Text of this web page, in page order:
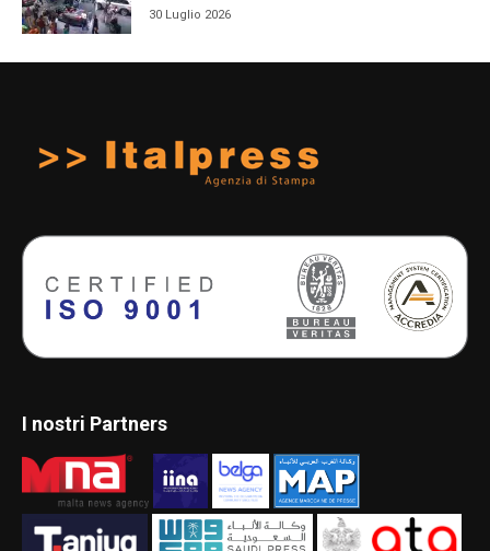
30 Luglio 2026
I nostri Partners